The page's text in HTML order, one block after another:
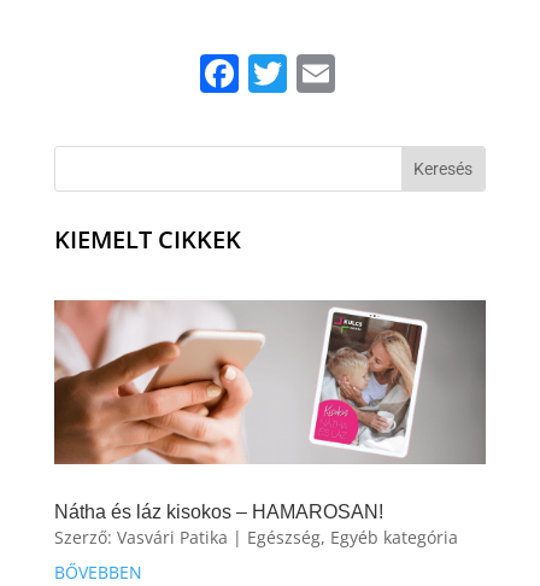
Facebook
Twitter
Email
KIEMELT CIKKEK
Nátha és láz kisokos – HAMAROSAN!
Szerző: Vasvári Patika | Egészség, Egyéb kategória
BŐVEBBEN